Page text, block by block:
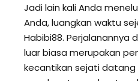
Jadi lain kali Anda
Anda, luangkan waktu
Habibi88. Perjalanannya
luar biasa merupakan
kecantikan sejati datang